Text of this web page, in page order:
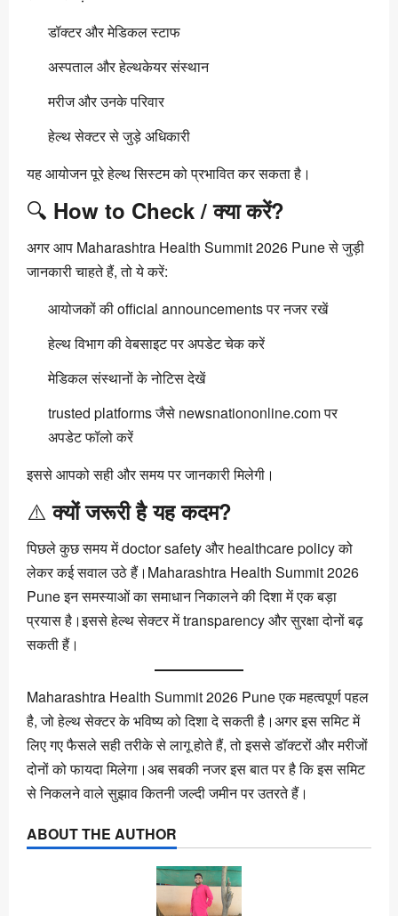
डॉक्टर और मेडिकल स्टाफ
अस्पताल और हेल्थकेयर संस्थान
मरीज और उनके परिवार
हेल्थ सेक्टर से जुड़े अधिकारी
यह आयोजन पूरे हेल्थ सिस्टम को प्रभावित कर सकता है।
🔍 How to Check / क्या करें?
अगर आप Maharashtra Health Summit 2026 Pune से जुड़ी
जानकारी चाहते हैं, तो ये करें:
आयोजकों की official announcements पर नजर रखें
हेल्थ विभाग की वेबसाइट पर अपडेट चेक करें
मेडिकल संस्थानों के नोटिस देखें
trusted platforms जैसे newsnationonline.com पर
अपडेट फॉलो करें
इससे आपको सही और समय पर जानकारी मिलेगी।
⚠️क्यों जरूरी है यह कदम?
पिछले कुछ समय में doctor safety और healthcare policy को
लेकर कई सवाल उठे हैं।Maharashtra Health Summit 2026
Pune इन समस्याओं का समाधान निकालने की दिशा में एक बड़ा
प्रयास है।इससे हेल्थ सेक्टर में transparency और सुरक्षा दोनों बढ़
सकती हैं।
Maharashtra Health Summit 2026 Pune एक महत्वपूर्ण पहल
है, जो हेल्थ सेक्टर के भविष्य को दिशा दे सकती है।अगर इस समिट में
लिए गए फैसले सही तरीके से लागू होते हैं, तो इससे डॉक्टरों और मरीजों
दोनों को फायदा मिलेगा।अब सबकी नजर इस बात पर है कि इस समिट
से निकलने वाले सुझाव कितनी जल्दी जमीन पर उतरते हैं।
ABOUT THE AUTHOR